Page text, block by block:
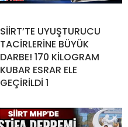
SİİRT’TE UYUŞTURUCU
TACİRLERİNE BÜYÜK
DARBE! 170 KİLOGRAM
KUBAR ESRAR ELE
GEÇİRİLDİ 1